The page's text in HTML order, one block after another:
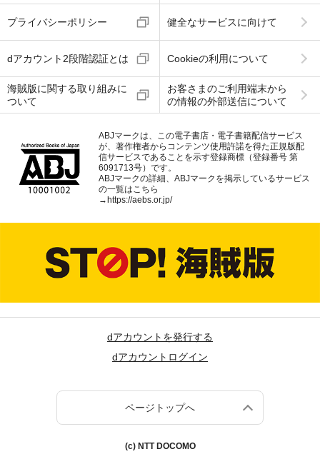
プライバシーポリシー 健全なサービスに向けて
dアカウント2段階認証とは Cookieの利用について
海賊版に関する取り組みに
ついて
お客さまのご利用端末から
の情報の外部送信について
ABJマークは、この電子書店・電子書籍配信サービス
が、著作権者からコンテンツ使用許諾を得た正規版配
信サービスであることを示す登録商標（登録番号 第
6091713号）です。
ABJマークの詳細、ABJマークを掲示しているサービス
の一覧はこちら
→ https://aebs.or.jp/
dアカウントを発行する
dアカウントログイン
ページトップへ
(c) NTT DOCOMO